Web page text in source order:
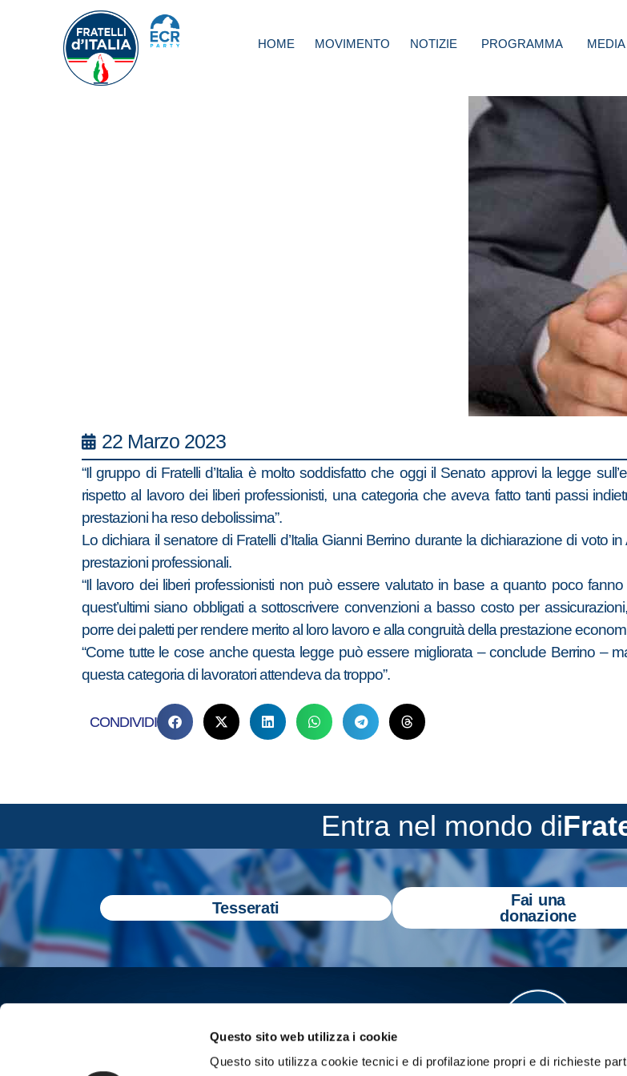
Questo sito web utilizza i cookie
Questo sito utilizza cookie tecnici e di profilazione propri e di richieste
HOME MOVIMENTO NOTIZIE PROGRAMMA MEDIA
22 Marzo 2023
“Il gruppo di Fratelli d’Italia è molto soddisfatto che oggi il Senato approvi la legge
rispetto al lavoro dei liberi professionisti, una categoria che aveva fatto tanti passi
prestazioni ha reso debolissima”.
Lo dichiara il senatore di Fratelli d’Italia Gianni Berrino durante la dichiarazione di voto
prestazioni professionali.
“Il lavoro dei liberi professionisti non può essere valutato in base a quanto poco
quest’ultimi siano obbligati a sottoscrivere convenzioni a basso costo per
porre dei paletti per rendere merito al loro lavoro e alla congruità della prestazione
“Come tutte le cose anche questa legge può essere migliorata – conclude Berrino –
questa categoria di lavoratori attendeva da troppo”.
CONDIVIDI
Entra nel mondo di
Tesserati
Fai una
donazione